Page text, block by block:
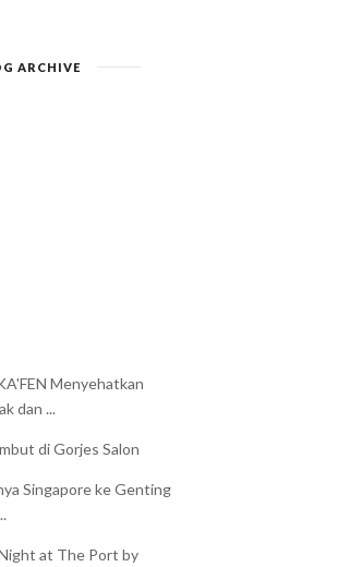
ARCHIVE
Menyehatkan
dan ...
di Gorjes Salon
Singapore ke Genting
at The Port by